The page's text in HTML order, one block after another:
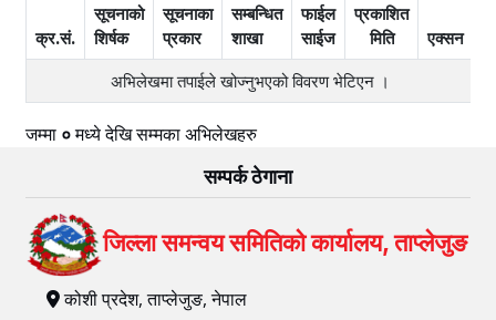
क्र.सं.
सूचनाको
शिर्षक
सूचनाका
प्रकार
सम्बन्धित
शाखा
फाईल
साईज
प्रकाशित
मिति
एक्सन
अभिलेखमा तपाईले खोज्‍नुभएको विवरण भेटिएन ।
जम्मा ०मध्येदेखिसम्मका अभिलेखहरु
सम्पर्क ठेगाना
जिल्ला समन्वय समितिको कार्यालय, ताप्लेजुङ
कोशी प्रदेश, ताप्लेजुङ, नेपाल